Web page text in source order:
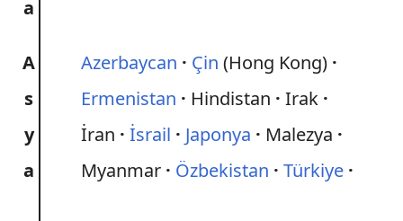
a
A
s
y
a
Azerbaycan Çin (Hong Kong)
Ermenistan
Hindistan
Irak
İran
İsrail Japonya
Malezya
Myanmar
Özbekistan Türkiye